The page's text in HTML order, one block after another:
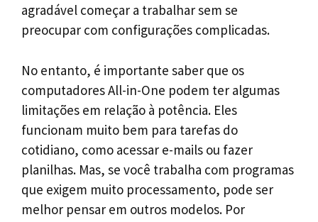
agradável começar a trabalhar sem se
preocupar com configurações complicadas.
No entanto, é importante saber que os
computadores All-in-One podem ter algumas
limitações em relação à potência. Eles
funcionam muito bem para tarefas do
cotidiano, como acessar e-mails ou fazer
planilhas. Mas, se você trabalha com programas
que exigem muito processamento, pode ser
melhor pensar em outros modelos. Por